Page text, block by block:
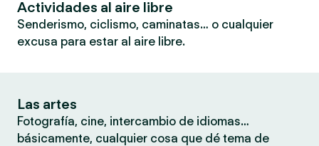
Actividades al aire libre
Senderismo, ciclismo, caminatas… o cualquier
excusa para estar al aire libre.
Las artes
Fotografía, cine, intercambio de idiomas…
básicamente, cualquier cosa que dé tema de